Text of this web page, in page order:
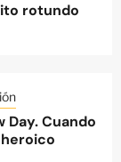
rotundo
Day. Cuando